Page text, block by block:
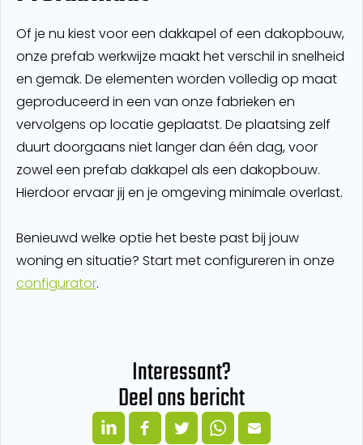
Of je nu kiest voor een dakkapel of een dakopbouw,
onze prefab werkwijze maakt het verschil in snelheid
en gemak. De elementen worden volledig op maat
geproduceerd in een van onze fabrieken en
vervolgens op locatie geplaatst. De plaatsing zelf
duurt doorgaans niet langer dan één dag, voor
zowel een prefab dakkapel als een dakopbouw.
Hierdoor ervaar jij en je omgeving minimale overlast.
Benieuwd welke optie het beste past bij jouw
woning en situatie? Start met configureren in onze
configurator.
Interessant?
Deel ons bericht